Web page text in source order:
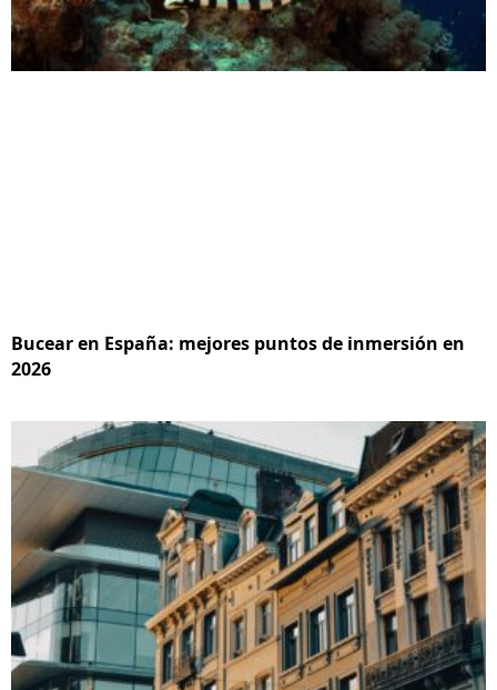
Bucear en España: mejores puntos de inmersión en
2026